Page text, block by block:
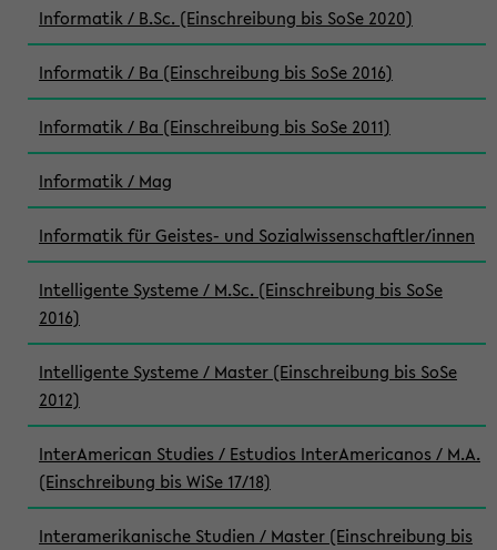
Informatik / B.Sc. (Einschreibung bis SoSe 2020)
Informatik / Ba (Einschreibung bis SoSe 2016)
Informatik / Ba (Einschreibung bis SoSe 2011)
Informatik / Mag
Informatik für Geistes- und Sozialwissenschaftler/innen
Intelligente Systeme / M.Sc. (Einschreibung bis SoSe
2016)
Intelligente Systeme / Master (Einschreibung bis SoSe
2012)
InterAmerican Studies / Estudios InterAmericanos / M.A.
(Einschreibung bis WiSe 17/18)
Interamerikanische Studien / Master (Einschreibung bis